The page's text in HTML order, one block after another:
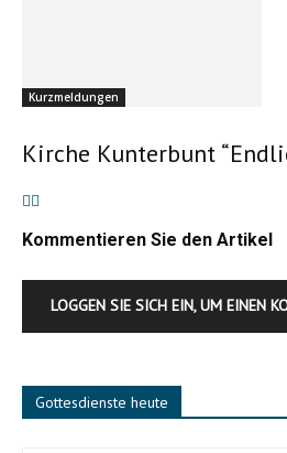
Kurzmeldungen
Kirche Kunterbunt
Kommentieren Sie den Artikel
LOGGEN SIE SICH EIN, UM EINEN
Gottesdienste heute